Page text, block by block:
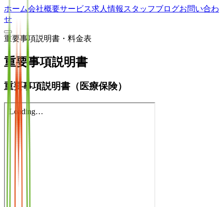
ホーム会社概要サービス求人情報 スタッフブログお問い合わ
せ
重要事項説明書・料金表
重要事項説明書
重要事項説明書（医療保険）